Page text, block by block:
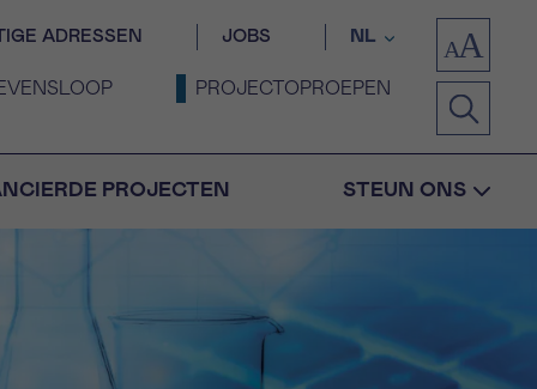
ADRESSEN JOBS NL
PROJECTOPROEPEN
PROJECTEN STEUN ONS